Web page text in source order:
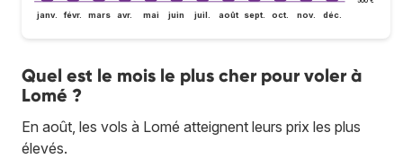
janv. févr. mars avr. mai juin juil. août sept. oct. nov. déc.
Quel est le mois le plus cher pour voler à
Lomé ?
En août, les vols à Lomé atteignent leurs prix les plus
élevés.